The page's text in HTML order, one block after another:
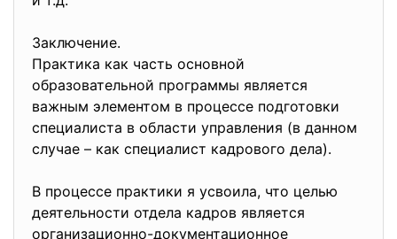
Заключение.
Практика как часть основной
образовательной программы является
важным элементом в процессе подготовки
специалиста в области управления (в данном
случае – как специалист кадрового дела).
В процессе практики я усвоила, что целью
деятельности отдела кадров является
организационно-документационное